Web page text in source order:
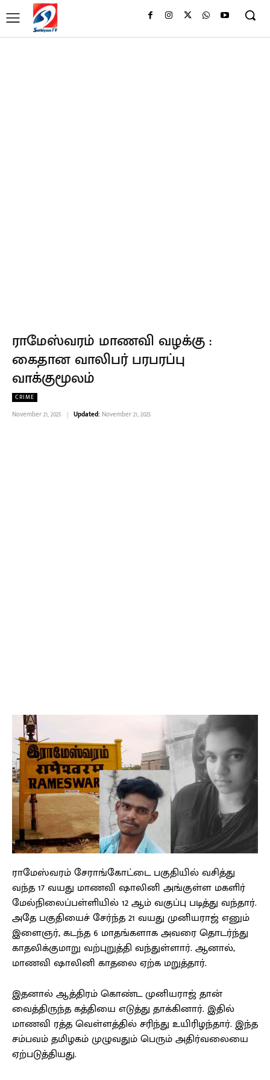
ராமேஸ்வரம் மாணவி வழக்கு :
கைதான வாலிபர் பரபரப்பு
வாக்குமூலம்
CRIME
November 21, 2025 Updated: November 21, 2025
ராமேஸ்வரம் சேராங்கோட்டை பகுதியில் வசித்து
வந்த 17 வயது மாணவி ஷாலினி அங்குள்ள மகளிர்
மேல்நிலைப்பள்ளியில் 12 ஆம் வகுப்பு படித்து வந்தார்.
அதே பகுதியைச் சேர்ந்த 21 வயது முனியராஜ் எனும்
இளைஞர், கடந்த 6 மாதங்களாக அவரை தொடர்ந்து
காதலிக்குமாறு வற்புறுத்தி வந்துள்ளார். ஆனால்,
மாணவி ஷாலினி காதலை ஏற்க மறுத்தார்.
இதனால் ஆத்திரம் கொண்ட முனியராஜ் தான்
வைத்திருந்த கத்தியை எடுத்து தாக்கினார். இதில்
மாணவி ரத்த வெள்ளத்தில் சரிந்து உயிரிழந்தார். இந்த
சம்பவம் தமிழகம் முழுவதும் பெரும் அதிர்வலையை
ஏற்படுத்தியது.